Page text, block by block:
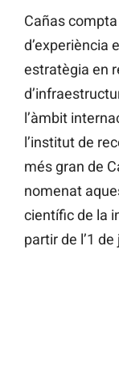
Cañas
d’experiència
estratègia en
l’àmbit
l’institut de
més gran de
nomenat
científic de la
partir de l’1 de